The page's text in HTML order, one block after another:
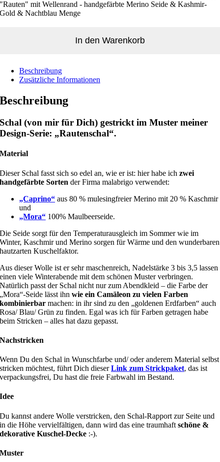
"Rauten" mit Wellenrand - handgefärbte Merino Seide & Kashmir-
Gold & Nachtblau Menge
In den Warenkorb
Alternative:Beschreibung
Zusätzliche Informationen
Beschreibung
Schal (von mir für Dich) gestrickt im Muster meiner
Design-Serie: „Rautenschal“.
Material
Dieser Schal fasst sich so edel an, wie er ist: hier habe ichzwei
handgefärbte Sorten der Firma malabrigo verwendet:
„Caprino“ aus 80 % mulesingfreier Merino mit 20 % Kaschmir
und
„Mora“ 100% Maulbeerseide.
Die Seide sorgt für den Temperaturausgleich im Sommer wie im
Winter, Kaschmir und Merino sorgen für Wärme und den wunderbaren
hautzarten Kuschelfaktor.
Aus dieser Wolle ist er sehr maschenreich, Nadelstärke 3 bis 3,5 lassen
einen viele Winterabende mit dem schönen Muster verbringen.
Natürlich passt der Schal nicht nur zum Abendkleid – die Farbe der
„Mora“-Seide lässt ihnwie ein Camäleon zu vielen Farben
kombinierbar machen: in ihr sind zu den „goldenen Erdfarben“ auch
Rosa/ Blau/ Grün zu finden. Egal was ich für Farben getragen habe
beim Stricken – alles hat dazu gepasst.
Nachstricken
Wenn Du den Schal in Wunschfarbe und/ oder anderem Material selbst
stricken möchtest, führt Dich dieserLink zum Strickpaket, das ist
verpackungsfrei, Du hast die freie Farbwahl im Bestand.
Idee
Du kannst andere Wolle verstricken, den Schal-Rapport zur Seite und
in die Höhe vervielfältigen, dann wird das eine traumhaftschöne &
dekorative Kuschel-Decke :-).
Muster